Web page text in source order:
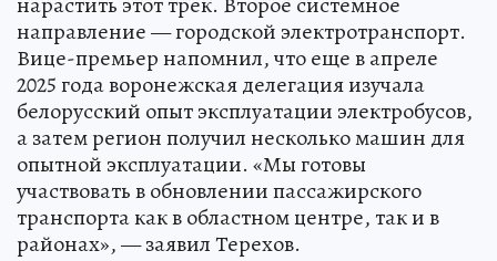
направление — городской электротранспорт.
Вице-премьер напомнил, что еще в апреле
2025 года воронежская делегация изучала
белорусский опыт эксплуатации электробусов,
а затем регион получил несколько машин для
опытной эксплуатации. «Мы готовы
участвовать в обновлении пассажирского
транспорта как в областном центре, так и в
районах», — заявил Терехов.